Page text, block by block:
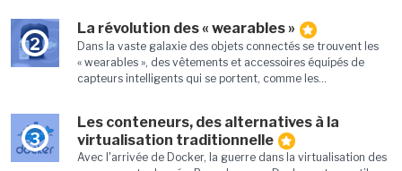
2
La révolution des « wearables »
Dans la vaste galaxie des objets connectés se trouvent les
« wearables », des vêtements et accessoires équipés de
capteurs intelligents qui se portent, comme les...
3
Les conteneurs, des alternatives à la
virtualisation traditionnelle
Avec l'arrivée de Docker, la guerre dans la virtualisation des